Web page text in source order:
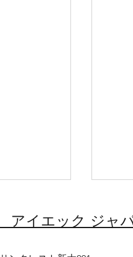
アイエック ジャ